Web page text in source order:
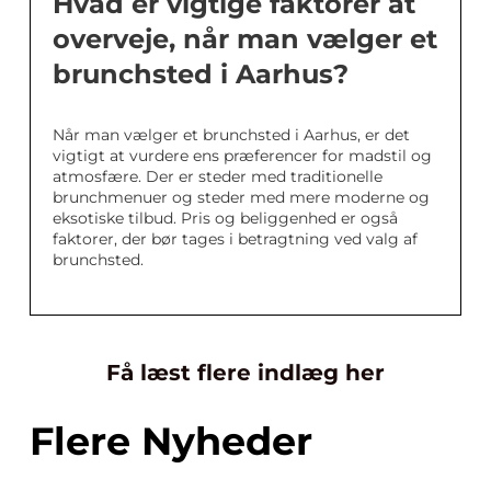
overveje, når man vælger et
brunchsted i Aarhus?
Når man vælger et brunchsted i Aarhus, er det
vigtigt at vurdere ens præferencer for madstil og
atmosfære. Der er steder med traditionelle
brunchmenuer og steder med mere moderne og
eksotiske tilbud. Pris og beliggenhed er også
faktorer, der bør tages i betragtning ved valg af
brunchsted.
Få læst flere indlæg her
Flere Nyheder